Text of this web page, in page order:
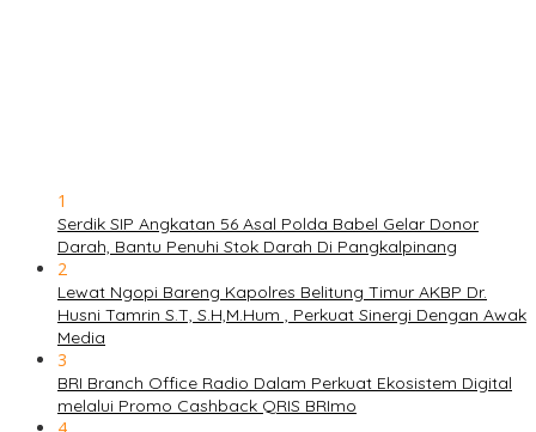
1
Serdik SIP Angkatan 56 Asal Polda Babel Gelar Donor
Darah, Bantu Penuhi Stok Darah Di Pangkalpinang
2
Lewat Ngopi Bareng Kapolres Belitung Timur AKBP Dr.
Husni Tamrin S.T, S.H,M.Hum , Perkuat Sinergi Dengan Awak
Media
3
BRI Branch Office Radio Dalam Perkuat Ekosistem Digital
melalui Promo Cashback QRIS BRImo